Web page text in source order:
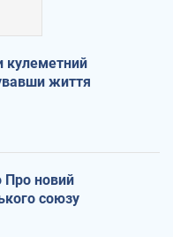
кулеметний
життя
Про новий
союзу